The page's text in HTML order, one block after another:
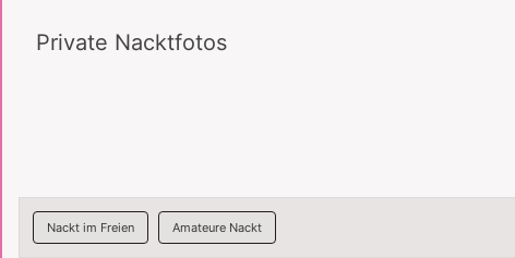
Private Nacktfotos
Nackt im Freien Amateure Nackt